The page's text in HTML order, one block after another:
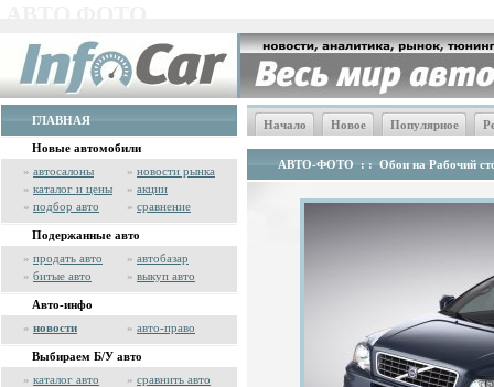
ГЛАВНАЯ
Новые автомобили
» автосалоны » новости рынка
» каталог и цены » акции
» подбор авто » сравнение
Подержанные авто
» продать авто » автобазар
» битые авто » выкуп авто
Авто-инфо
» новости » авто-право
Выбираем Б/У авто
» каталог авто » сравнить авто
Начало Новое Популярное
АВТО-ФОТО : : Обои на Рабочий